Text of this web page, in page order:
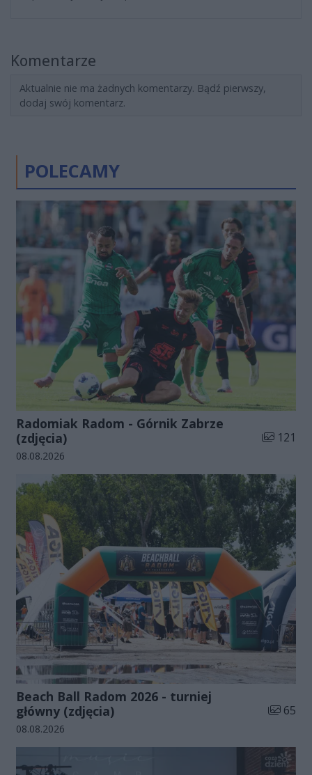
Komentarze
Aktualnie nie ma żadnych komentarzy. Bądź pierwszy,
dodaj swój komentarz.
POLECAMY
Radomiak Radom - Górnik Zabrze
(zdjęcia)
Liczba
121
Data dodania galerii:
08.08.2026
Beach Ball Radom 2026 - turniej
główny (zdjęcia)
Liczba
65
Data dodania galerii:
08.08.2026